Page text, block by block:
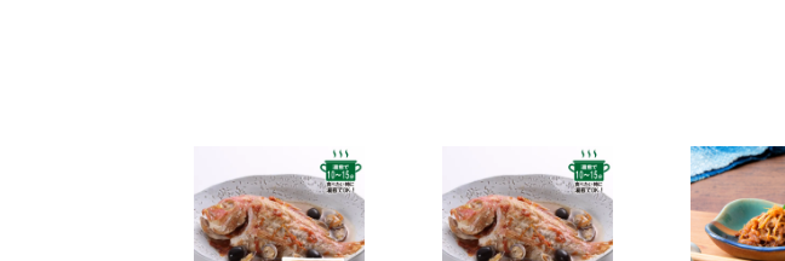
2025年2月25日 【本店カフェのお知らせ】
春の新作パンケーキ「SHINWA抹茶パンケーキ 大田いちご」「SHINWAパンケーキ
こちら